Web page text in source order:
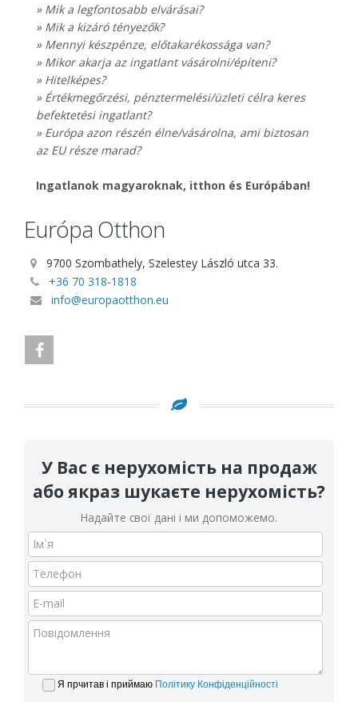
» Mik a legfontosabb elvárásai?
» Mik a kizáró tényezők?
» Mennyi készpénze, előtakarékossága van?
» Mikor akarja az ingatlant vásárolni/építeni?
» Hitelképes?
» Értékmegőrzési, pénztermelési/üzleti célra keres
befektetési ingatlant?
» Európa azon részén élne/vásárolna, ami biztosan
az EU része marad?
Ingatlanok magyaroknak, itthon és Európában!
Európa Otthon
9700 Szombathely, Szelestey László utca 33.
+36 70 318-1818
info@europaotthon.eu
У Вас є нерухомість на продаж
або якраз шукаєте нерухомість?
Надайте свої дані і ми допоможемо.
Я прчитав і приймаю Політику Конфіденційності